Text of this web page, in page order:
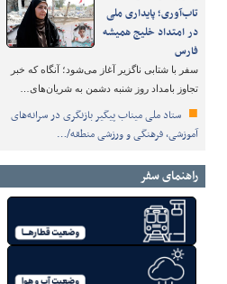
تاب‌آوری؛ پایداری ملی
در امتداد خلیج همیشه
فارس
سفر با شتابی ناگزیر آغاز می‌شود؛ آنگاه که خبر
تجاوز بامداد روز شنبه دشمن به شریان‌های…
ستاد ملی میناب پیگیر بازنگری در سرانه‌های
آموزشی، فرهنگی و ورزشی منطقه/…
راهنمای سفر